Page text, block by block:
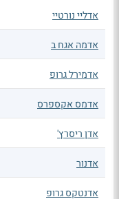
אדליי נורטיי
אדמה אגח ב
אדמירל גרופ
אדמס אקספרס
אדן ריסרץ'
אדנור
אדנטקס גרופ